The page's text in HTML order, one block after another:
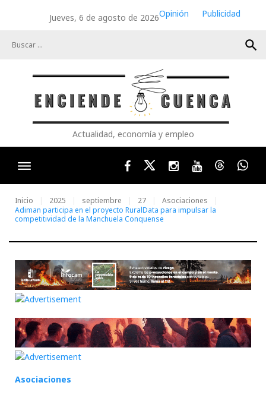
Jueves, 6 de agosto de 2026Opinión
Publicidad
search
Actualidad, economía y empleo
FacebookTwitterInstagram
YoutubeThreads
Inicio 2025 septiembre 27
Asociaciones
Adiman participa en el proyecto RuralData para impulsar la
competitividad de la Manchuela Conquense
Asociaciones